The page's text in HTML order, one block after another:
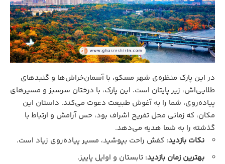
در این پارک منظره‌ی شهر مسکو، با آسمان‌خراش‌ها و گنبدهای
طلایی‌اش، زیر پایتان است. این پارک، با درختان سرسبز و مسیرهای
پیاده‌روی، شما را به آغوش طبیعت دعوت می‌کند. داستان این
مکان، که زمانی محل تفریح اشراف بود، حس آرامش و ارتباط با
گذشته را به شما هدیه می‌دهد.
نکات بازدید: کفش راحت بپوشید، مسیر پیاده‌روی زیاد است.
بهترین زمان بازدید: تابستان و اوایل پاییز.